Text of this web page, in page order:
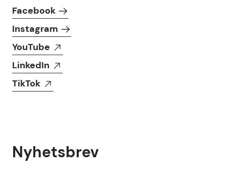
Følg oss i sosiale medier
Facebook
Instagram
YouTube
LinkedIn
TikTok
Nyhetsbrev